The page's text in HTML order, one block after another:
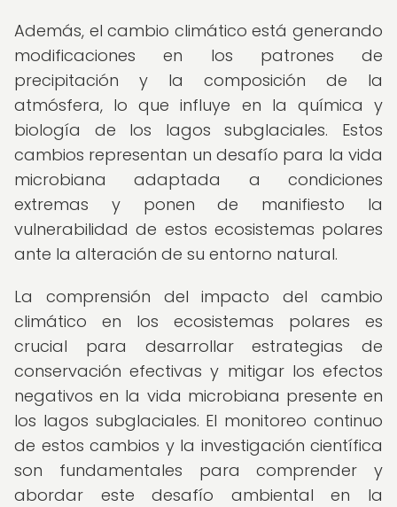
Además, el cambio climático está generando
modificaciones en los patrones de
precipitación y la composición de la
atmósfera, lo que influye en la química y
biología de los lagos subglaciales. Estos
cambios representan un desafío para la vida
microbiana adaptada a condiciones
extremas y ponen de manifiesto la
vulnerabilidad de estos ecosistemas polares
ante la alteración de su entorno natural.
La comprensión del impacto del cambio
climático en los ecosistemas polares es
crucial para desarrollar estrategias de
conservación efectivas y mitigar los efectos
negativos en la vida microbiana presente en
los lagos subglaciales. El monitoreo continuo
de estos cambios y la investigación científica
son fundamentales para comprender y
abordar este desafío ambiental en la